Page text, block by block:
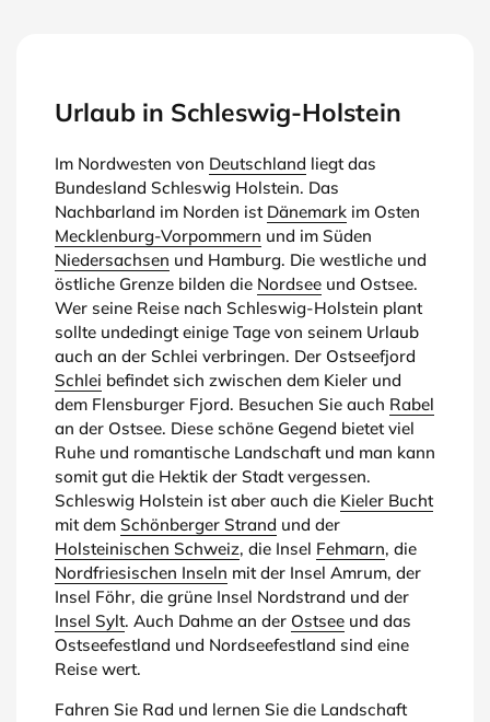
Urlaub in Schleswig-Holstein
Im Nordwesten von Deutschland liegt das
Bundesland Schleswig Holstein. Das
Nachbarland im Norden ist Dänemark im Osten
Mecklenburg-Vorpommern und im Süden
Niedersachsen und Hamburg. Die westliche und
östliche Grenze bilden die Nordsee und Ostsee.
Wer seine Reise nach Schleswig-Holstein plant
sollte undedingt einige Tage von seinem Urlaub
auch an der Schlei verbringen. Der Ostseefjord
Schlei befindet sich zwischen dem Kieler und
dem Flensburger Fjord. Besuchen Sie auch Rabel
an der Ostsee. Diese schöne Gegend bietet viel
Ruhe und romantische Landschaft und man kann
somit gut die Hektik der Stadt vergessen.
Schleswig Holstein ist aber auch die Kieler Bucht
mit dem Schönberger Strand und der
Holsteinischen Schweiz, die Insel Fehmarn, die
Nordfriesischen Inseln mit der Insel Amrum, der
Insel Föhr, die grüne Insel Nordstrand und der
Insel Sylt. Auch Dahme an der Ostsee und das
Ostseefestland und Nordseefestland sind eine
Reise wert.
Fahren Sie Rad und lernen Sie die Landschaft